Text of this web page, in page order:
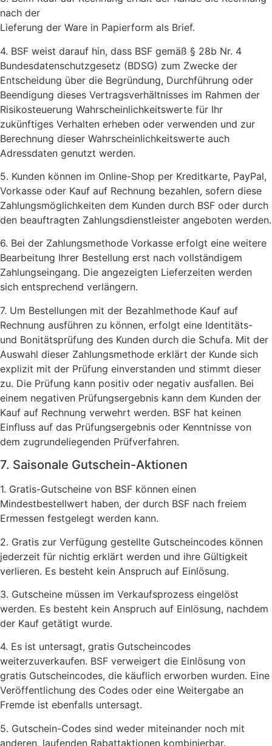
nach der
Lieferung der Ware in Papierform als Brief.
4. BSF weist darauf hin, dass BSF gemäß § 28b Nr. 4
Bundesdatenschutzgesetz (BDSG) zum Zwecke der
Entscheidung über die Begründung, Durchführung oder
Beendigung dieses Vertragsverhältnisses im Rahmen der
Risikosteuerung Wahrscheinlichkeitswerte für Ihr
zukünftiges Verhalten erheben oder verwenden und zur
Berechnung dieser Wahrscheinlichkeitswerte auch
Adressdaten genutzt werden.
5. Kunden können im Online-Shop per Kreditkarte, PayPal,
Vorkasse oder Kauf auf Rechnung bezahlen, sofern diese
Zahlungsmöglichkeiten dem Kunden durch BSF oder durch
den beauftragten Zahlungsdienstleister angeboten werden.
6. Bei der Zahlungsmethode Vorkasse erfolgt eine weitere
Bearbeitung Ihrer Bestellung erst nach vollständigem
Zahlungseingang. Die angezeigten Lieferzeiten werden
sich entsprechend verlängern.
7. Um Bestellungen mit der Bezahlmethode Kauf auf
Rechnung ausführen zu können, erfolgt eine Identitäts-
und Bonitätsprüfung des Kunden durch die Schufa. Mit der
Auswahl dieser Zahlungsmethode erklärt der Kunde sich
explizit mit der Prüfung einverstanden und stimmt dieser
zu. Die Prüfung kann positiv oder negativ ausfallen. Bei
einem negativen Prüfungsergebnis kann dem Kunden der
Kauf auf Rechnung verwehrt werden. BSF hat keinen
Einfluss auf das Prüfungsergebnis oder Kenntnisse von
dem zugrundeliegenden Prüfverfahren.
7. Saisonale Gutschein-Aktionen
1. Gratis-Gutscheine von BSF können einen
Mindestbestellwert haben, der durch BSF nach freiem
Ermessen festgelegt werden kann.
2. Gratis zur Verfügung gestellte Gutscheincodes können
jederzeit für nichtig erklärt werden und ihre Gültigkeit
verlieren. Es besteht kein Anspruch auf Einlösung.
3. Gutscheine müssen im Verkaufsprozess eingelöst
werden. Es besteht kein Anspruch auf Einlösung, nachdem
der Kauf getätigt wurde.
4. Es ist untersagt, gratis Gutscheincodes
weiterzuverkaufen. BSF verweigert die Einlösung von
gratis Gutscheincodes, die käuflich erworben wurden. Eine
Veröffentlichung des Codes oder eine Weitergabe an
Fremde ist ebenfalls untersagt.
5. Gutschein-Codes sind weder miteinander noch mit
anderen, laufenden Rabattaktionen kombinierbar.